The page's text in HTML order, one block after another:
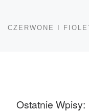
Ostatnie Wpisy: